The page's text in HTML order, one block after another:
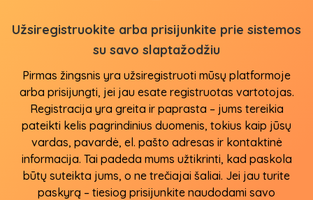
Užsiregistruokite arba prisijunkite prie sistemos
su savo slaptažodžiu
Pirmas žingsnis yra užsiregistruoti mūsų platformoje
arba prisijungti, jei jau esate registruotas vartotojas.
Registracija yra greita ir paprasta – jums tereikia
pateikti kelis pagrindinius duomenis, tokius kaip jūsų
vardas, pavardė, el. pašto adresas ir kontaktinė
informacija. Tai padeda mums užtikrinti, kad paskola
būtų suteikta jums, o ne trečiajai šaliai. Jei jau turite
paskyrą – tiesiog prisijunkite naudodami savo